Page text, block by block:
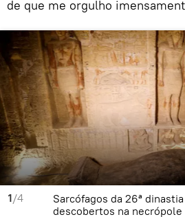
de que me orgulho
1/4
Sarcófagos da 26ª
descobertos na necrópole